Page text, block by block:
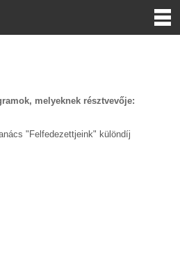
melyeknek résztvevője:
"Felfedezettjeink" különdíj